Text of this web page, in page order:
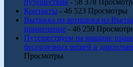
Контакты - 46 523 Просмотры
Вытяжка из артишока из
применение - 46 259
Путешествуем на машине
бесполезных вещей в
Просмотры